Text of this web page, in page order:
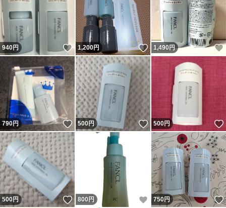
940円 いいね！
1,200円 いいね！
1,490 円
790円 いいね！
500円 いいね！
500円
500円 いいね！
800 円 いいね！
750円